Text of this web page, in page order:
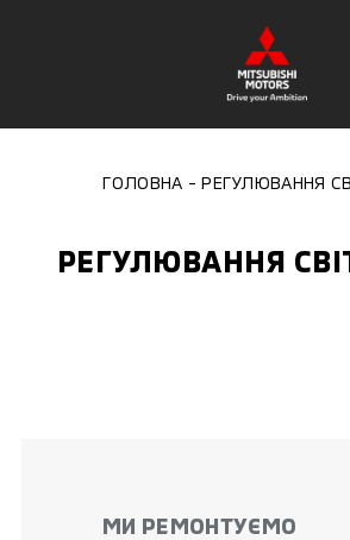
ГОЛОВНА РЕГУЛЮВАННЯ
РЕГУЛЮВАННЯ
МИ РЕМОНТУЄМО